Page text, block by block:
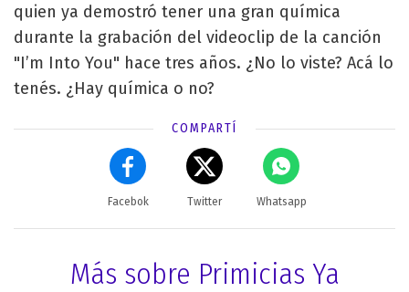
quien ya demostró tener una gran química
durante la grabación del videoclip de la canción
"I’m Into You" hace tres años. ¿No lo viste? Acá lo
tenés. ¿Hay química o no?
COMPARTÍ
Facebok Twitter Whatsapp
Más sobre Primicias Ya